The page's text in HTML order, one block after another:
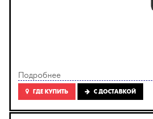
Подробнее
ГДЕ КУПИТЬ C ДОСТАВКОЙ